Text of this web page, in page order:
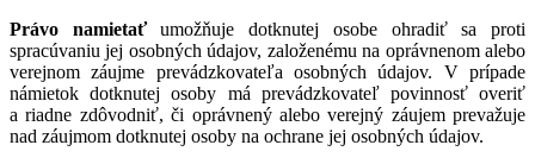
Právo namietaťumožňuje dotknutej osobe ohradiť sa proti
spracúvaniu jej osobných údajov, založenému na oprávnenom alebo
verejnom záujme prevádzkovateľa osobných údajov. V prípade
námietok dotknutej osoby má prevádzkovateľ povinnosť overiť
a riadne zdôvodniť, či oprávnený alebo verejný záujem prevažuje
nad záujmom dotknutej osoby na ochrane jej osobných údajov.